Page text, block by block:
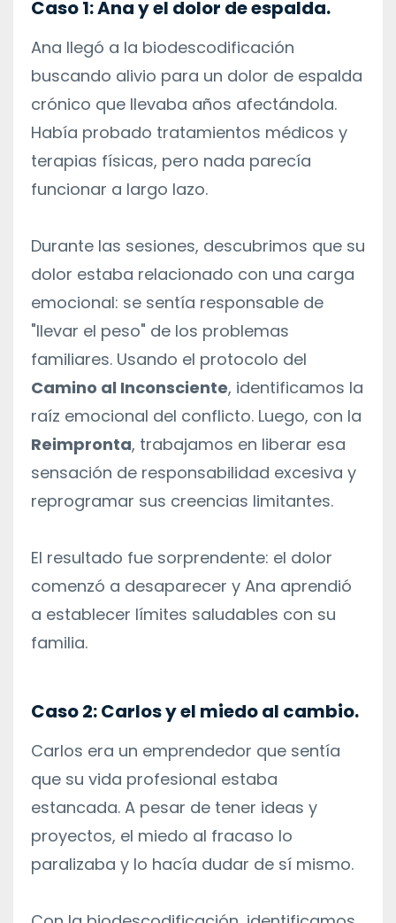
Caso 1: Ana y el dolor de espalda.
Ana llegó a la biodescodificación
buscando alivio para un dolor de espalda
crónico que llevaba años afectándola.
Había probado tratamientos médicos y
terapias físicas, pero nada parecía
funcionar a largo lazo.
Durante las sesiones, descubrimos que su
dolor estaba relacionado con una carga
emocional: se sentía responsable de
"llevar el peso" de los problemas
familiares. Usando el protocolo del
Camino al Inconsciente, identificamos la
raíz emocional del conflicto. Luego, con la
Reimpronta, trabajamos en liberar esa
sensación de responsabilidad excesiva y
reprogramar sus creencias limitantes.
El resultado fue sorprendente: el dolor
comenzó a desaparecer y Ana aprendió
a establecer límites saludables con su
familia.
Caso 2: Carlos y el miedo al cambio.
Carlos era un emprendedor que sentía
que su vida profesional estaba
estancada. A pesar de tener ideas y
proyectos, el miedo al fracaso lo
paralizaba y lo hacía dudar de sí mismo.